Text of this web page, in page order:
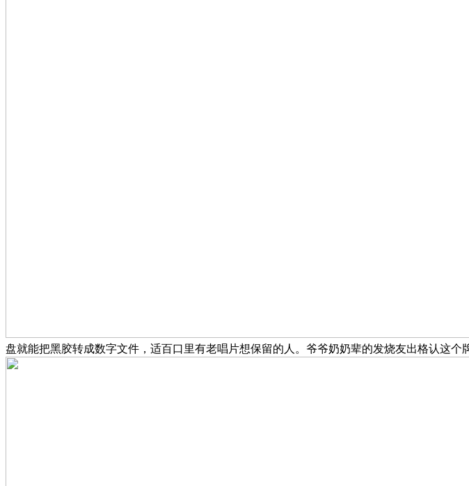
盘就能把黑胶转成数字文件，适百口里有老唱片想保留的人。爷爷奶奶辈的发烧友出格认这个